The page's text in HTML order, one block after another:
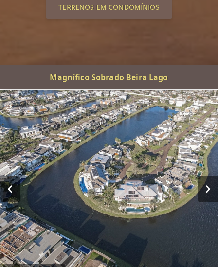
TERRENOS EM CONDOMÍNIOS
Magnífico Sobrado Beira Lago